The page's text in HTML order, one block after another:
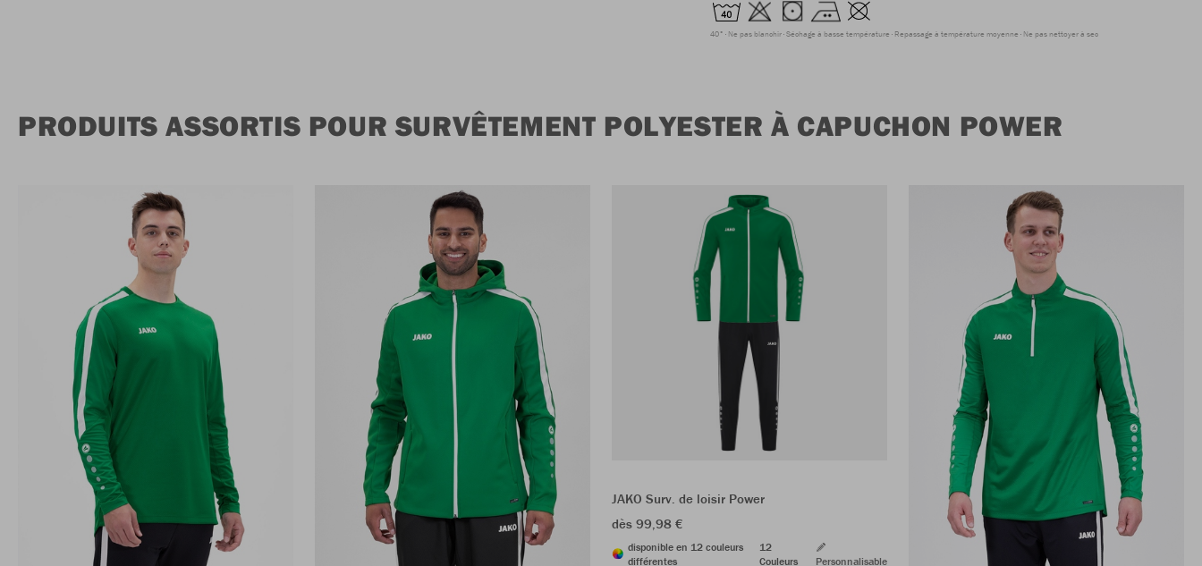
40° Ne pas blanchir Séchage à basse température Repassage à température moyenne Ne pas nettoyer à sec
PRODUITS ASSORTIS POUR SURVÊTEMENT POLYESTER À CAPUCHON POWER
JAKO Surv. de loisir Power
dès 99,98 €
disponible en 12 couleurs
différentes
12
Couleurs
Personnalisable